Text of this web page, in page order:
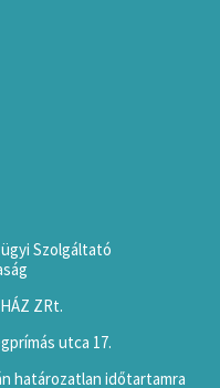
Szolgáltató
ZRt.
utca 17.
határozatlan időtartamra